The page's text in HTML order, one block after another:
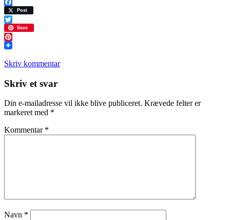
Facebook
Post
Twitter
Save
Pinterest
Skriv kommentar
Læserinteraktioner
Skriv et svar
Din e-mailadresse vil ikke blive publiceret. Krævede felter er
markeret med *
Kommentar *
Navn *